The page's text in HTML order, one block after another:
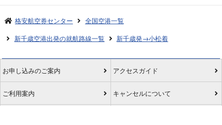
格安航空券センター
全国空港一覧
新千歳空港出発の就航路線一覧
新千歳発→小松着
お申し込みのご案内 アクセスガイド
ご利用案内 キャンセルについて